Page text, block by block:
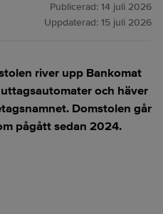
Publicerad: 14 juli 2026
Uppdaterad: 15 juli 2026
river upp Bankomat
och häver
Domstolen går
pågått sedan 2024.